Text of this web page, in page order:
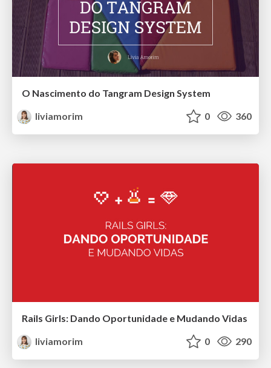
O Nascimento do Tangram Design System
liviamorim
0 360
Rails Girls: Dando Oportunidade e Mudando Vidas
liviamorim
0 290